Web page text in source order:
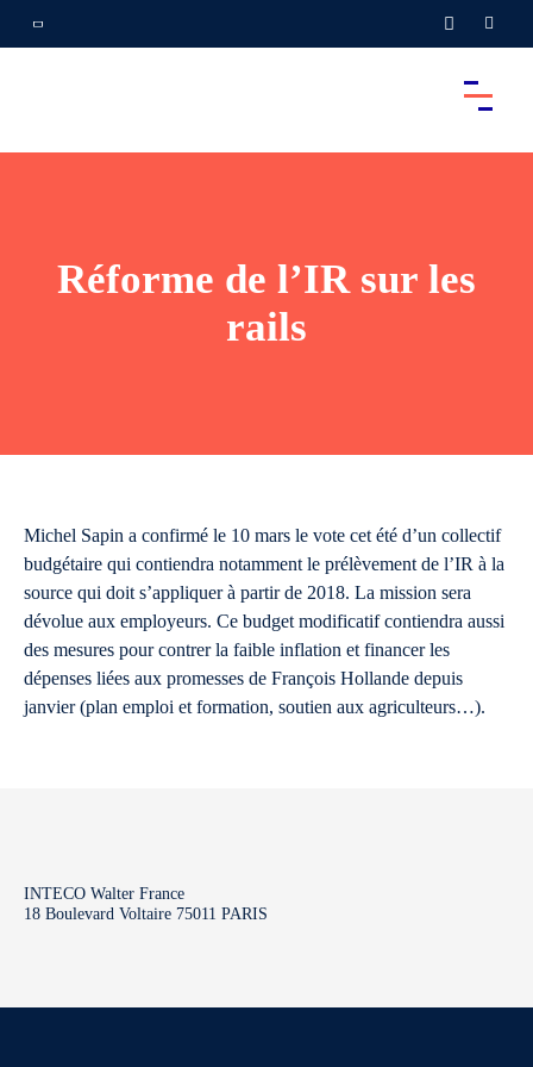
Réforme de l’IR sur les
rails
Michel Sapin a confirmé le 10 mars le vote cet été d’un collectif
budgétaire qui contiendra notamment le prélèvement de l’IR à la
source qui doit s’appliquer à partir de 2018. La mission sera
dévolue aux employeurs. Ce budget modificatif contiendra aussi
des mesures pour contrer la faible inflation et financer les
dépenses liées aux promesses de François Hollande depuis
janvier (plan emploi et formation, soutien aux agriculteurs…).
INTECO Walter France
18 Boulevard Voltaire 75011 PARIS